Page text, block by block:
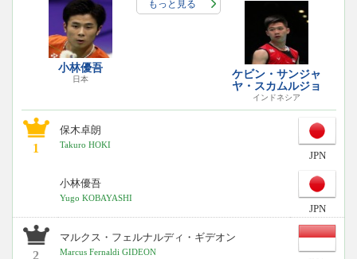
小林優吾
日本
もっと見る
ケビン・サンジャ
ヤ・スカムルジョ
インドネシア
1
保木卓朗
Takuro HOKI
JPN
小林優吾
Yugo KOBAYASHI
JPN
2
マルクス・フェルナルディ・ギデオン
Marcus Fernaldi GIDEON